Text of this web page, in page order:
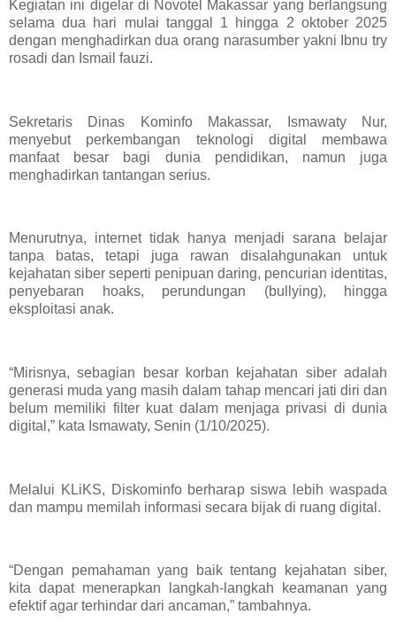
Kegiatan ini digelar di Novotel Makassar yang berlangsung
selama dua hari mulai tanggal 1 hingga 2 oktober 2025
dengan menghadirkan dua orang narasumber yakni Ibnu try
rosadi dan Ismail fauzi.
Sekretaris Dinas Kominfo Makassar, Ismawaty Nur,
menyebut perkembangan teknologi digital membawa
manfaat besar bagi dunia pendidikan, namun juga
menghadirkan tantangan serius.
Menurutnya, internet tidak hanya menjadi sarana belajar
tanpa batas, tetapi juga rawan disalahgunakan untuk
kejahatan siber seperti penipuan daring, pencurian identitas,
penyebaran hoaks, perundungan (bullying), hingga
eksploitasi anak.
“Mirisnya, sebagian besar korban kejahatan siber adalah
generasi muda yang masih dalam tahap mencari jati diri dan
belum memiliki filter kuat dalam menjaga privasi di dunia
digital,” kata Ismawaty, Senin (1/10/2025).
Melalui KLiKS, Diskominfo berharap siswa lebih waspada
dan mampu memilah informasi secara bijak di ruang digital.
“Dengan pemahaman yang baik tentang kejahatan siber,
kita dapat menerapkan langkah-langkah keamanan yang
efektif agar terhindar dari ancaman,” tambahnya.